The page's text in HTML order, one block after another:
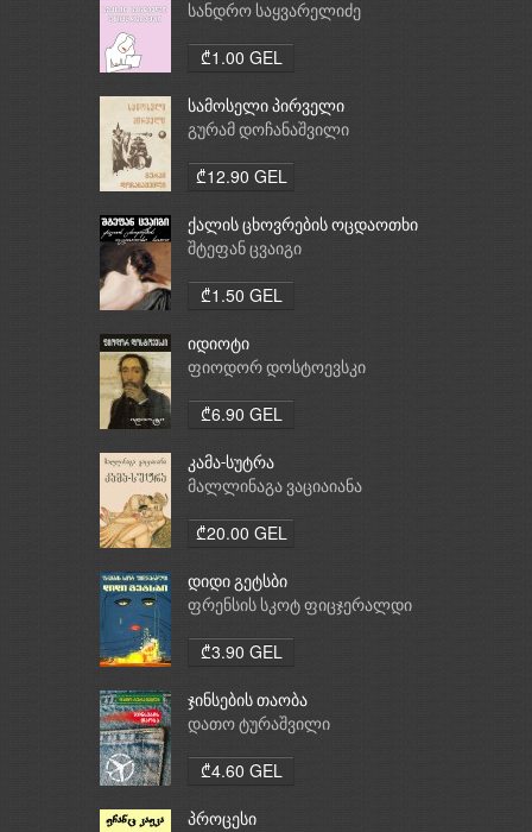
სანდრო საყვარელიძე
₾1.00 GEL
სამოსელი პირველი
გურამ დოჩანაშვილი
₾12.90 GEL
ქალის ცხოვრების ოცდაოთხი
საათი
შტეფან ცვაიგი
₾1.50 GEL
იდიოტი
ფიოდორ დოსტოევსკი
₾6.90 GEL
კამა-სუტრა
მალლინაგა ვაციაიანა
₾20.00 GEL
დიდი გეტსბი
ფრენსის სკოტ ფიცჯერალდი
₾3.90 GEL
ჯინსების თაობა
დათო ტურაშვილი
₾4.60 GEL
პროცესი